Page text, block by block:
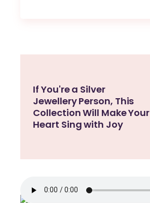
If You're a Silver
Jewellery Person, This
Collection Will Make Your
Heart Sing with Joy